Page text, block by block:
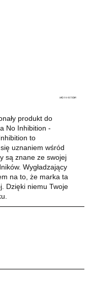
produkt do
No Inhibition -
to
uznaniem wśród
są znane ze swojej
Wygładzający
na to, że marka ta
Dzięki niemu Twoje